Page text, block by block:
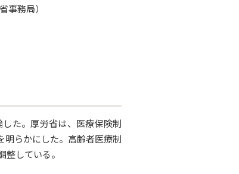
事務局）
た。厚労省は、医療保険制
明らかにした。高齢者医療制
している。